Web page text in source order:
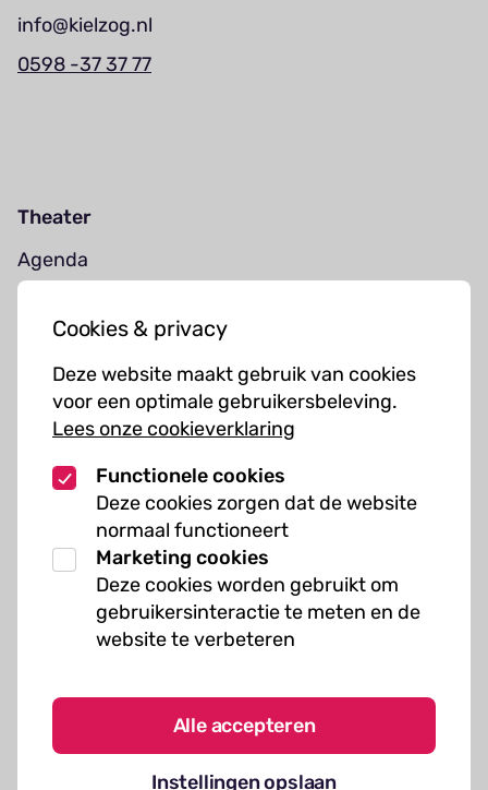
Cookies & privacy
Deze website maakt gebruik van cookies
voor een optimale gebruikersbeleving.
Lees onze cookieverklaring
Functionele cookies
Deze cookies zorgen dat de website
normaal functioneert
Marketing cookies
Deze cookies worden gebruikt om
gebruikersinteractie te meten en de
website te verbeteren
Alle accepteren
Instellingen opslaan
info@kielzog.nl
0598 -37 37 77
Theater
Agenda
Muziekcursussen
Kunst cursussen
Over ons
Organisatie
Werken bij Kielzog
Veelgestelde vragen
Algemene voorwaarden